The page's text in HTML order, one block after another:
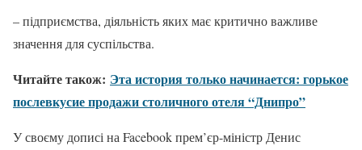
– підприємства, діяльність яких має критично важливе
значення для суспільства.
Читайте також: Эта история только начинается: горькое
послевкусие продажи столичного отеля “Днипро”
У своєму дописі на Facebook прем’єр-міністр Денис